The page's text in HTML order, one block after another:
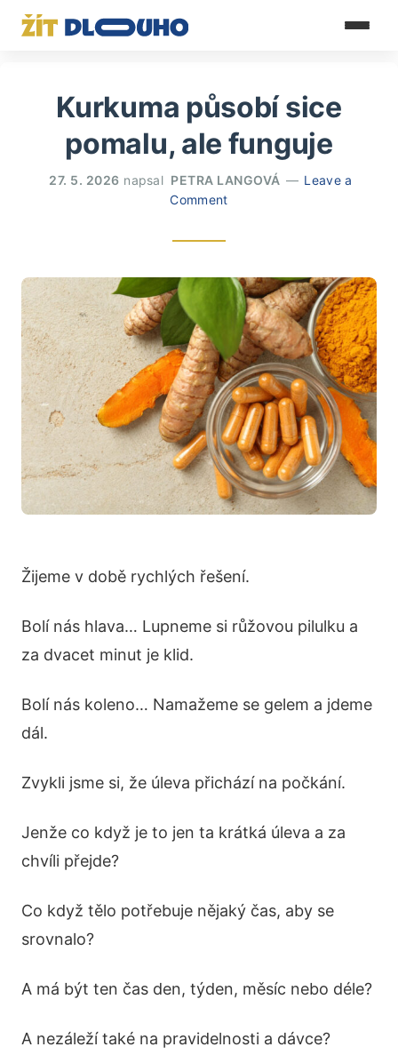
Kurkuma působí sice
pomalu, ale funguje
27. 5. 2026 napsal PETRA LANGOVÁ
Leave a
Comment
Žijeme v době rychlých řešení.
Bolí nás hlava… Lupneme si růžovou pilulku a
za dvacet minut je klid.
Bolí nás koleno… Namažeme se gelem a jdeme
dál.
Zvykli jsme si, že úleva přichází na počkání.
Jenže co když je to jen ta krátká úleva a za
chvíli přejde?
Co když tělo potřebuje nějaký čas, aby se
srovnalo?
A má být ten čas den, týden, měsíc nebo déle?
A nezáleží také na pravidelnosti a dávce?